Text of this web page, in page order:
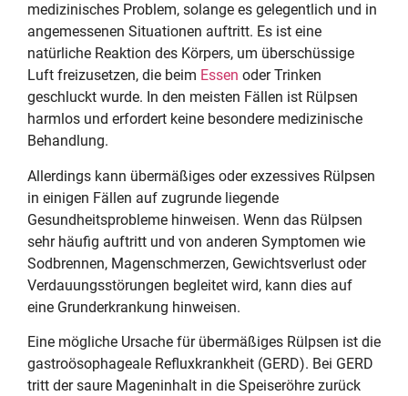
medizinisches Problem, solange es gelegentlich und in
angemessenen Situationen auftritt. Es ist eine
natürliche Reaktion des Körpers, um überschüssige
Luft freizusetzen, die beim Essen oder Trinken
geschluckt wurde. In den meisten Fällen ist Rülpsen
harmlos und erfordert keine besondere medizinische
Behandlung.
Allerdings kann übermäßiges oder exzessives Rülpsen
in einigen Fällen auf zugrunde liegende
Gesundheitsprobleme hinweisen. Wenn das Rülpsen
sehr häufig auftritt und von anderen Symptomen wie
Sodbrennen, Magenschmerzen, Gewichtsverlust oder
Verdauungsstörungen begleitet wird, kann dies auf
eine Grunderkrankung hinweisen.
Eine mögliche Ursache für übermäßiges Rülpsen ist die
gastroösophageale Refluxkrankheit (GERD). Bei GERD
tritt der saure Mageninhalt in die Speiseröhre zurück